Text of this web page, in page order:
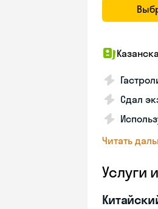
Сдал
Читать
Услуги